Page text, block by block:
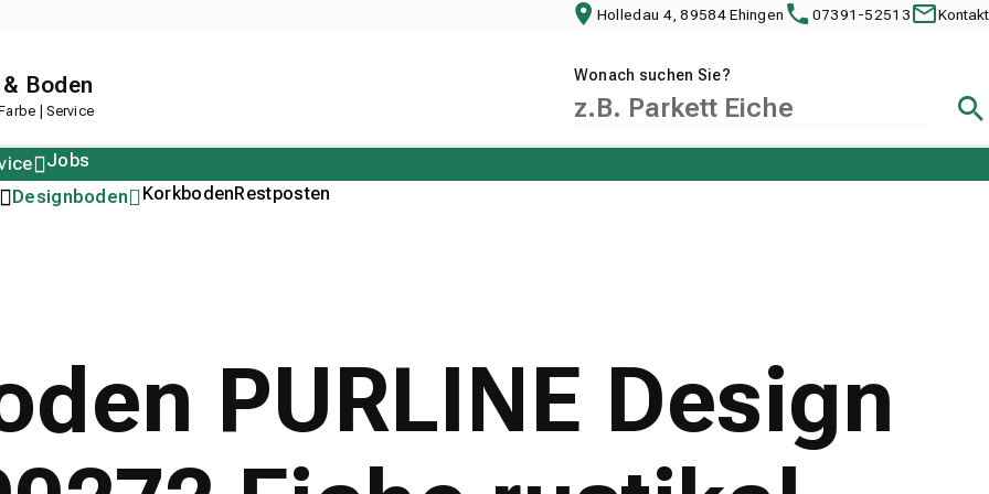
Holledau 4, 89584 Ehingen 07391-52513 Kontakt
Boden
| Service
Wonach suchen Sie?
Designboden KorkbodenRestposten
Jobs
PURLINE Design